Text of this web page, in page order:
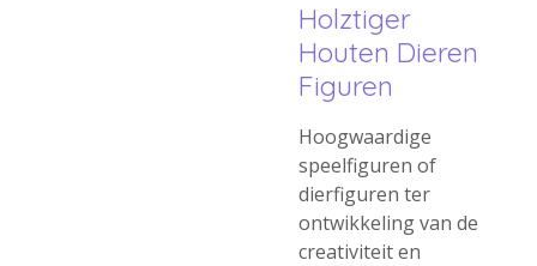
Holztiger
Houten Dieren
Figuren
Hoogwaardige
speelfiguren of
dierfiguren ter
ontwikkeling van de
creativiteit en